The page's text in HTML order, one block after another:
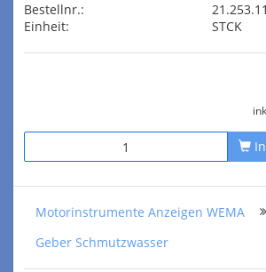
Bestellnr.:
Einheit:
STCK
Motorinstrumente Anzeigen WEMA
Geber Schmutzwasser